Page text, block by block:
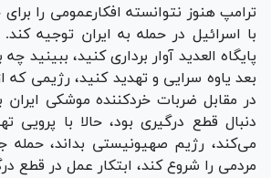
ترامپ هنوز نتوانسته افکارعمومی را
با اسرائیل در حمله به ایران توجیه
پایگاه العدید آوار برداری کنید، ببینید
بعد یاوه سرایی و تهدید کنید، رژیمی
در مقابل ضربات خردکننده موشکی
دنبال قطع درگیری بود، حالا با پرویی
می‌کند، رژیم صهیونیستی بداند، حمله
مردمی را شروع کند، ابتکار عمل در قطع